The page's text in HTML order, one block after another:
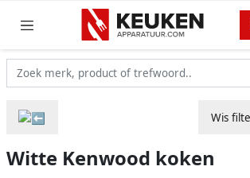
Wis
Witte Kenwood koken